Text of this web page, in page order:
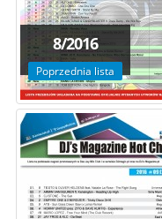
8/2016
Poprzednia lista